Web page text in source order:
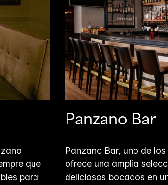
que
para
Panzano Bar
Panzano Bar, uno de
ofrece una amplia
deliciosos bocados en